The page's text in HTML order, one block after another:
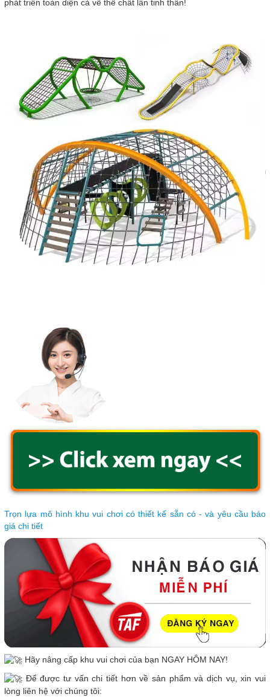
phát triển toàn diện cả về thể chất lẫn tinh thần!
Trọn lựa mô hình khu vui chơi có thiết kế sẵn có - và yêu cầu báo
giá chi tiết
Hãy nâng cấp khu vui chơi của bạn NGAY HÔM NAY!
Để được tư vấn chi tiết hơn về sản phẩm và dịch vụ, xin vui
lòng liên hệ với chúng tôi: